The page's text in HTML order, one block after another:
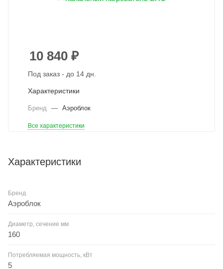
10 840 ₽
Под заказ - до 14 дн.
Характеристики
Бренд — Аэроблок
Все характеристики
Характеристики
Бренд
Аэроблок
Диаметр, сечение мм
160
Потребляемая мощность, кВт
5